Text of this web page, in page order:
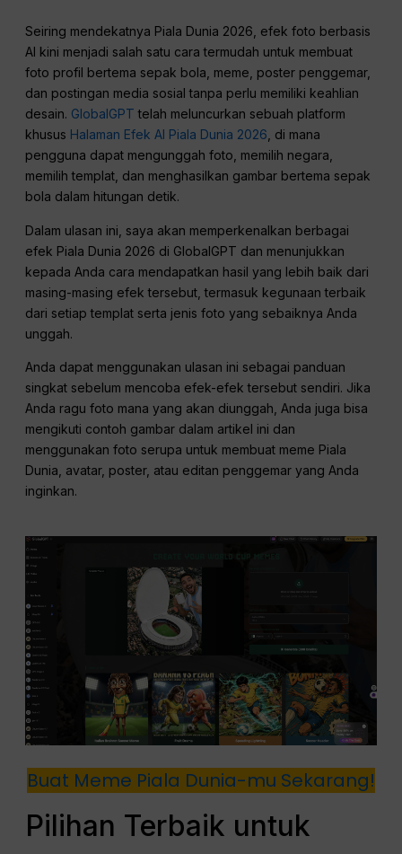
Seiring mendekatnya Piala Dunia 2026, efek foto berbasis
AI kini menjadi salah satu cara termudah untuk membuat
foto profil bertema sepak bola, meme, poster penggemar,
dan postingan media sosial tanpa perlu memiliki keahlian
desain. GlobalGPT telah meluncurkan sebuah platform
khusus Halaman Efek AI Piala Dunia 2026 , di mana
pengguna dapat mengunggah foto, memilih negara,
memilih templat, dan menghasilkan gambar bertema sepak
bola dalam hitungan detik.
Dalam ulasan ini, saya akan memperkenalkan berbagai
efek Piala Dunia 2026 di GlobalGPT dan menunjukkan
kepada Anda cara mendapatkan hasil yang lebih baik dari
masing-masing efek tersebut, termasuk kegunaan terbaik
dari setiap templat serta jenis foto yang sebaiknya Anda
unggah.
Anda dapat menggunakan ulasan ini sebagai panduan
singkat sebelum mencoba efek-efek tersebut sendiri. Jika
Anda ragu foto mana yang akan diunggah, Anda juga bisa
mengikuti contoh gambar dalam artikel ini dan
menggunakan foto serupa untuk membuat meme Piala
Dunia, avatar, poster, atau editan penggemar yang Anda
inginkan.
Buat Meme Piala Dunia-mu Sekarang!
Pilihan Terbaik untuk